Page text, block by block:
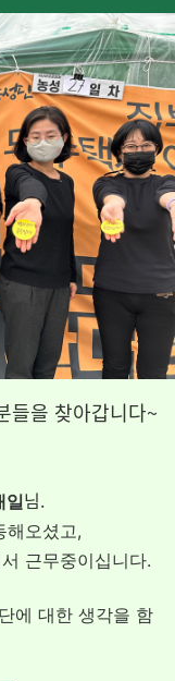
들을 찾아갑니다~
일님.
해오셨고,
근무중이십니다.
에 대한 생각을 함